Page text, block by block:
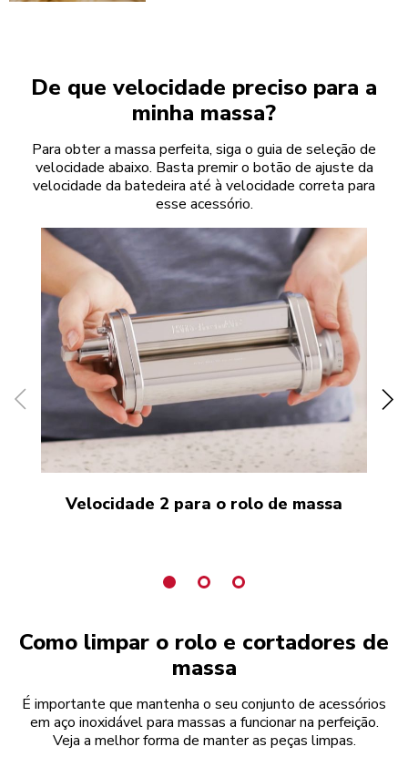
De que velocidade preciso para a
minha massa?
Para obter a massa perfeita, siga o guia de seleção de
velocidade abaixo. Basta premir o botão de ajuste da
velocidade da batedeira até à velocidade correta para
esse acessório.
Velocidade 2 para o rolo de massa
Como limpar o rolo e cortadores de
massa
É importante que mantenha o seu conjunto de acessórios
em aço inoxidável para massas a funcionar na perfeição.
Veja a melhor forma de manter as peças limpas.